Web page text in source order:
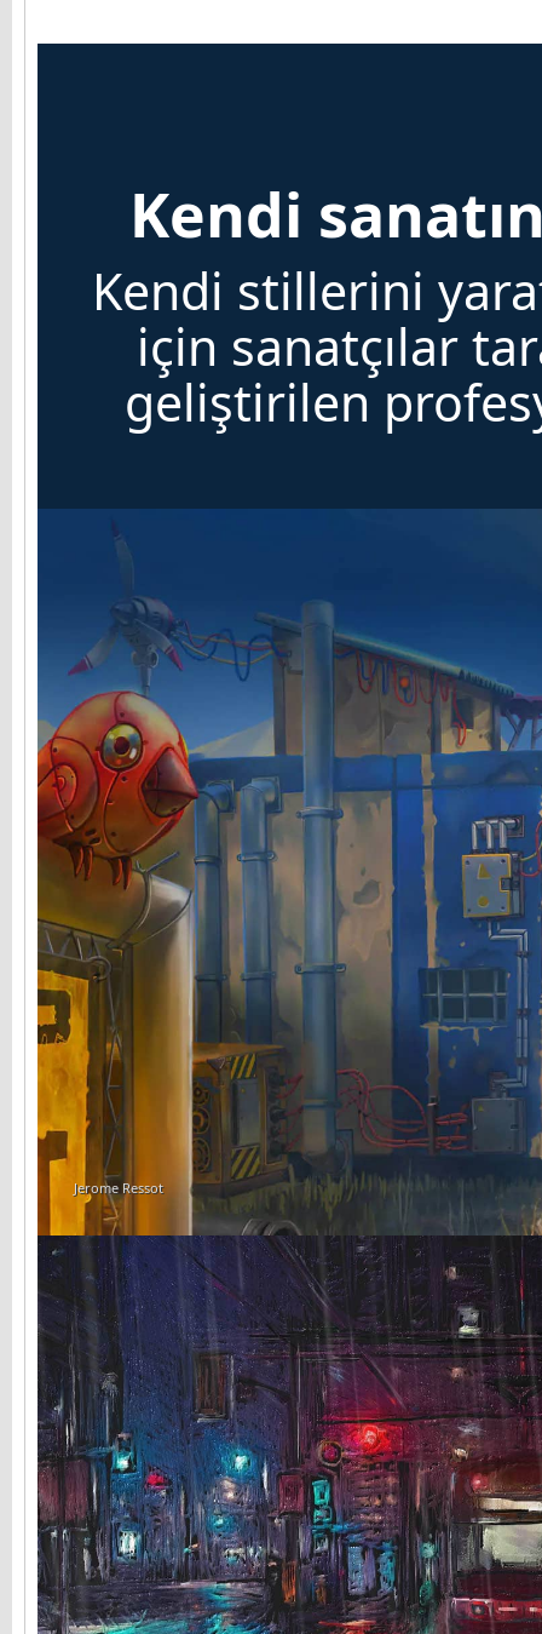
Kendi
Kendi stillerini
için sanatçılar
geliştirilen
Jerome Ressot